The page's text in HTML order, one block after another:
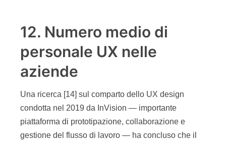
12. Numero medio di
personale UX nelle
aziende
Una ricerca [14] sul comparto dello UX design
condotta nel 2019 da InVision — importante
piattaforma di prototipazione, collaborazione e
gestione del flusso di lavoro — ha concluso che il